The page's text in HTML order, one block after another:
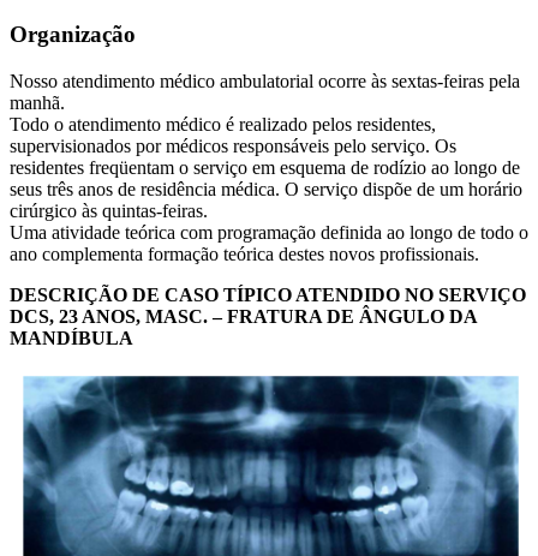
Organização
Nosso atendimento médico ambulatorial ocorre às sextas-feiras pela
manhã.
Todo o atendimento médico é realizado pelos residentes,
supervisionados por médicos responsáveis pelo serviço. Os
residentes freqüentam o serviço em esquema de rodízio ao longo de
seus três anos de residência médica. O serviço dispõe de um horário
cirúrgico às quintas-feiras.
Uma atividade teórica com programação definida ao longo de todo o
ano complementa formação teórica destes novos profissionais.
DESCRIÇÃO DE CASO TÍPICO ATENDIDO NO SERVIÇO
DCS, 23 ANOS, MASC. – FRATURA DE ÂNGULO DA
MANDÍBULA